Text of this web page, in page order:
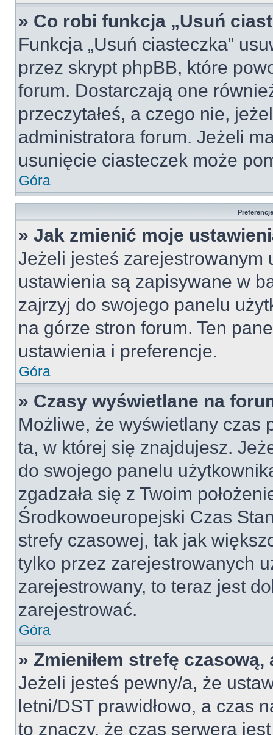
» Co robi funkcja „Usuń
Funkcja „Usuń ciasteczka”
przez skrypt phpBB, które
forum. Dostarczają one
przeczytałeś, a czego nie,
administratora forum. Jeżeli
usunięcie ciasteczek może
Góra
» Jak zmienić moje
Jeżeli jesteś zarejestrowanym
ustawienia są zapisywane w
zajrzyj do swojego panelu
na górze stron forum. Ten
ustawienia i preferencje.
Góra
» Czasy wyświetlane na
Możliwe, że wyświetlany czas
ta, w której się znajdujesz.
do swojego panelu
zgadzała się z Twoim
Środkowoeuropejski Czas
strefy czasowej, tak jak
tylko przez zarejestrowanych
zarejestrowany, to teraz jest
zarejestrować.
Góra
» Zmieniłem strefę
Jeżeli jesteś pewny/a, że
letni/DST prawidłowo, a czas
to znaczy, że czas serwera